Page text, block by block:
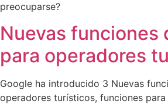
preocuparse?
Nuevas funciones
para operadores
Google ha introducido 3 Nuevas
operadores turísticos, funciones